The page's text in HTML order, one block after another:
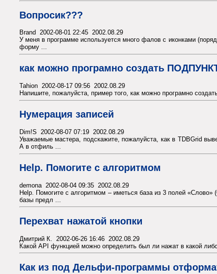
Вопросик???
Brand 2002-08-01 22:45 2002.08.29
У меня в программе используется много фалов с иконками
форму ...
как можно програмно создать
Tahion 2002-08-17 09:56 2002.08.29
Напишите, пожалуйста, пример того, как можно програмно
Нумерация записей
Dim!S 2002-08-07 07:19 2002.08.29
Уважаемые мастера, подскажите, пожалуйста, как в TDBGrid
А в отфиль ...
Help. Помогите с алгоритмом
demona 2002-08-04 09:35 2002.08.29
Help. Помогите с алгоритмом – иметься база из 3 полей
базы предл ...
Перехват нажатой кнопки
Дмитрий К. 2002-06-26 16:46 2002.08.29
Какой API функцией можно определить был ли нажат в какой
Как из под Дельфи-программы